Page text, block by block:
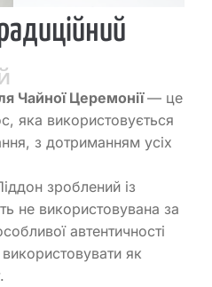
Чайної Церемонії— це
яка використовується
з дотриманням усіх
зроблений із
не використовувана за
автентичності
як